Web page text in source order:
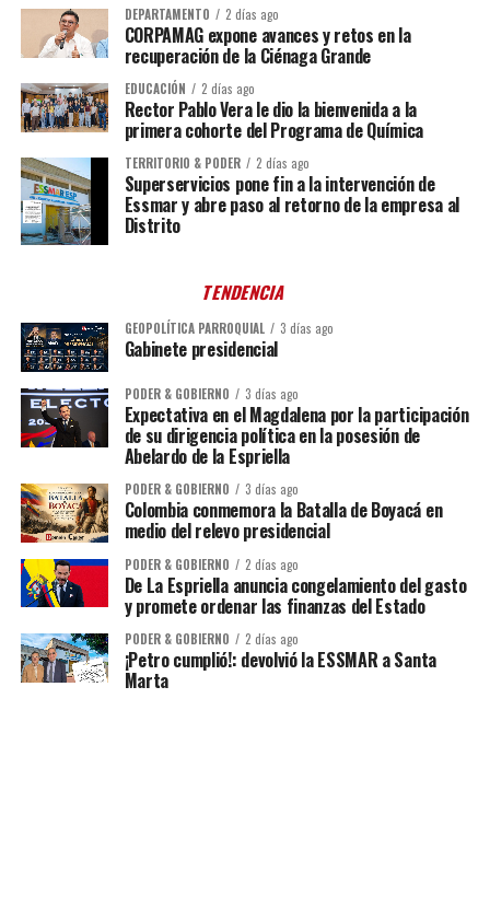
DEPARTAMENTO 2 días ago
CORPAMAG expone avances y retos en la
recuperación de la Ciénaga Grande
EDUCACIÓN 2 días ago
Rector Pablo Vera le dio la bienvenida a la
primera cohorte del Programa de Química
TERRITORIO & PODER 2 días ago
Superservicios pone fin a la intervención de
Essmar y abre paso al retorno de la empresa al
Distrito
TENDENCIA
GEOPOLÍTICA PARROQUIAL 3 días ago
Gabinete presidencial
PODER & GOBIERNO 3 días ago
Expectativa en el Magdalena por la participación
de su dirigencia política en la posesión de
Abelardo de la Espriella
PODER & GOBIERNO 3 días ago
Colombia conmemora la Batalla de Boyacá en
medio del relevo presidencial
PODER & GOBIERNO 2 días ago
De La Espriella anuncia congelamiento del gasto
y promete ordenar las finanzas del Estado
PODER & GOBIERNO 2 días ago
¡Petro cumplió!: devolvió la ESSMAR a Santa
Marta